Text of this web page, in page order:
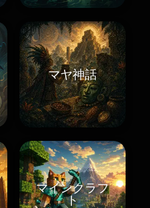
マヤ神話
マインクラフ
ト